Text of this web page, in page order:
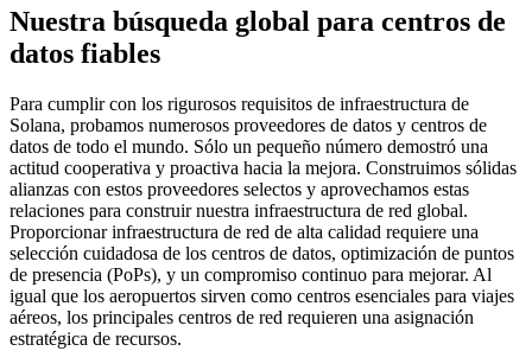
Nuestra búsqueda global para centros de
datos fiables
Para cumplir con los rigurosos requisitos de infraestructura de
Solana, probamos numerosos proveedores de datos y centros de
datos de todo el mundo. Sólo un pequeño número demostró una
actitud cooperativa y proactiva hacia la mejora. Construimos sólidas
alianzas con estos proveedores selectos y aprovechamos estas
relaciones para construir nuestra infraestructura de red global.
Proporcionar infraestructura de red de alta calidad requiere una
selección cuidadosa de los centros de datos, optimización de puntos
de presencia (PoPs), y un compromiso continuo para mejorar. Al
igual que los aeropuertos sirven como centros esenciales para viajes
aéreos, los principales centros de red requieren una asignación
estratégica de recursos.